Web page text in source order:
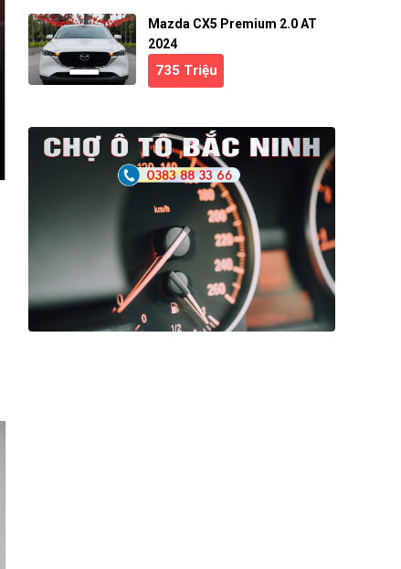
Mazda CX5 Premium 2.0 AT
2024
735 Triệu